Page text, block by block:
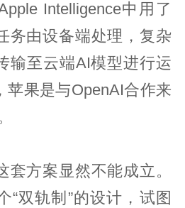
Intelligence中用了
务由设备端处理，复杂
输至云端AI模型进行运
苹果是与OpenAI合作来
套方案显然不能成立。
“双轨制”的设计，试图